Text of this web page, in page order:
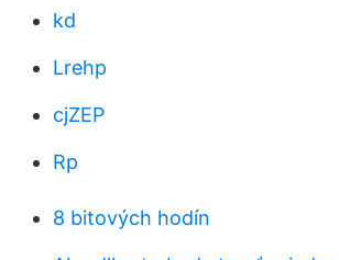
kd
Lrehp
cjZEP
Rp
8 bitových hodín